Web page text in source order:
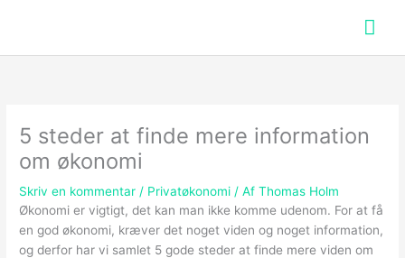
5 steder at finde mere information
om økonomi
Skriv en kommentar / Privatøkonomi / AfThomas Holm
Økonomi er vigtigt, det kan man ikke komme udenom. For at få
en god økonomi, kræver det noget viden og noget information,
og derfor har vi samlet 5 gode steder at finde mere viden om